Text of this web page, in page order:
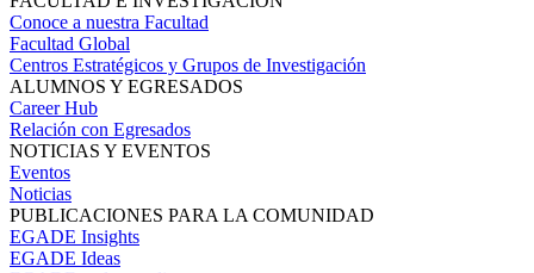
Conoce a nuestra Facultad
Facultad Global
Centros Estratégicos y Grupos de Investigación
ALUMNOS Y EGRESADOS
Career Hub
Relación con Egresados
NOTICIAS Y EVENTOS
Eventos
Noticias
PUBLICACIONES PARA LA COMUNIDAD
EGADE Insights
EGADE Ideas